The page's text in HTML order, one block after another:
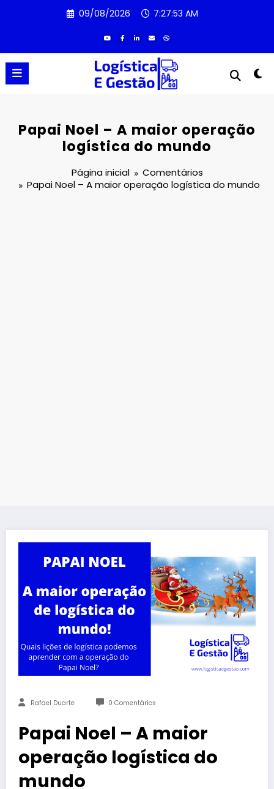
09/08/2026 7:27:53 AM
Papai Noel – A maior operação
logística do mundo
Página inicial
Comentários
Papai Noel – A maior operação logística do mundo
Rafael Duarte 0 Comentários
Papai Noel – A maior
operação logística do
mundo